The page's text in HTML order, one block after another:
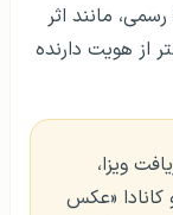
مانند اثر
از هویت دارنده
ویزا،
کانادا «عکس